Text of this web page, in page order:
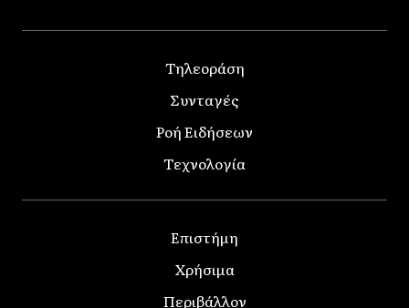
Τηλεοράση
Συνταγές
Ροή Ειδήσεων
Τεχνολογία
Επιστήμη
Χρήσιμα
Περιβάλλον